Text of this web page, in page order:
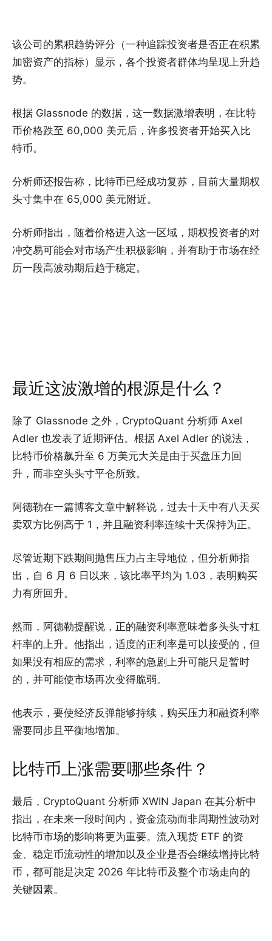
该公司的累积趋势评分（一种追踪投资者是否正在积累
加密资产的指标）显示，各个投资者群体均呈现上升趋
势。
根据 Glassnode 的数据，这一数据激增表明，在比特
币价格跌至 60,000 美元后，许多投资者开始买入比
特币。
分析师还报告称，比特币已经成功复苏，目前大量期权
头寸集中在 65,000 美元附近。
分析师指出，随着价格进入这一区域，期权投资者的对
冲交易可能会对市场产生积极影响，并有助于市场在经
历一段高波动期后趋于稳定。
最近这波激增的根源是什么？
除了 Glassnode 之外，CryptoQuant 分析师 Axel
Adler 也发表了近期评估。根据 Axel Adler 的说法，
比特币价格飙升至 6 万美元大关是由于买盘压力回
升，而非空头头寸平仓所致。
阿德勒在一篇博客文章中解释说，过去十天中有八天买
卖双方比例高于 1，并且融资利率连续十天保持为正。
尽管近期下跌期间抛售压力占主导地位，但分析师指
出，自 6 月 6 日以来，该比率平均为 1.03，表明购买
力有所回升。
然而，阿德勒提醒说，正的融资利率意味着多头头寸杠
杆率的上升。他指出，适度的正利率是可以接受的，但
如果没有相应的需求，利率的急剧上升可能只是暂时
的，并可能使市场再次变得脆弱。
他表示，要使经济反弹能够持续，购买压力和融资利率
需要同步且平衡地增加。
比特币上涨需要哪些条件？
最后，CryptoQuant 分析师 XWIN Japan 在其分析中
指出，在未来一段时间内，资金流动而非周期性波动对
比特币市场的影响将更为重要。流入现货 ETF 的资
金、稳定币流动性的增加以及企业是否会继续增持比特
币，都可能是决定 2026 年比特币及整个市场走向的
关键因素。